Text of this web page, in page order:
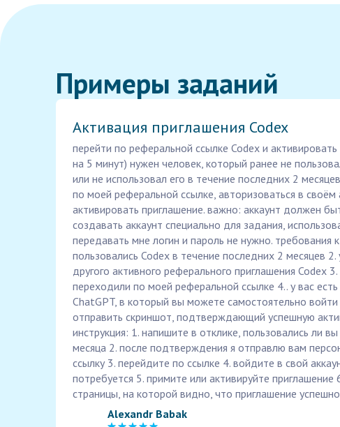
Примеры заданий
Активация приглашения Codex
перейти по реферальной ссылке Codex и
на 5 минут) нужен человек, который ранее не
или не использовал его в течение последних 2
по моей реферальной ссылке, авторизоваться в своём
активировать приглашение. важно: аккаунт должен
создавать аккаунт специально для задания,
передавать мне логин и пароль не нужно. требования
пользовались Codex в течение последних 2 месяцев 2.
другого активного реферального приглашения Codex
переходили по моей реферальной ссылке 4.. у вас
ChatGPT, в который вы можете самостоятельно
отправить скриншот, подтверждающий успешную
инструкция: 1. напишите в отклике, пользовались ли
месяца 2. после подтверждения я отправлю вам
ссылку 3. перейдите по ссылке 4. войдите в свой
потребуется 5. примите или активируйте приглашение
страницы, на которой видно, что приглашение
Alexandr Babak